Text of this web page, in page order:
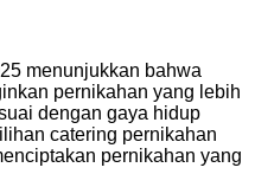
menunjukkan bahwa
pernikahan yang lebih
dengan gaya hidup
catering pernikahan
pernikahan yang